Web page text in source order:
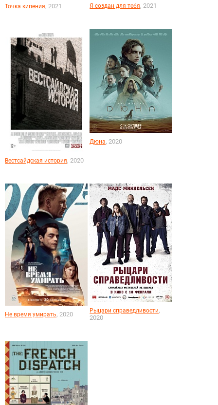
Точка кипения, 2021 Я создан для тебя, 2021
Вестсайдская история, 2020
Дюна, 2020
Не время умирать, 2020
Рыцари справедливости,
2020